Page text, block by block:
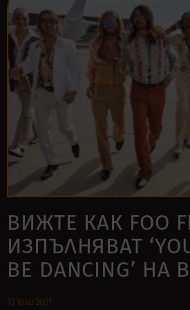
ВИЖТЕ КАК FOO
ИЗПЪЛНЯВАТ
BE DANCING’ НА
12 юли 2021